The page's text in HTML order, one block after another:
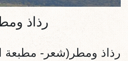
رذاذ
رذاذ ومطر(شعر- مطبعة